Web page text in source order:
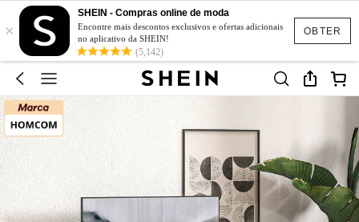
OBTER
×
SHEIN - Compras online de moda
Encontre mais descontos exclusivos e ofertas adicionais
no aplicativo da SHEIN!
(5,142)